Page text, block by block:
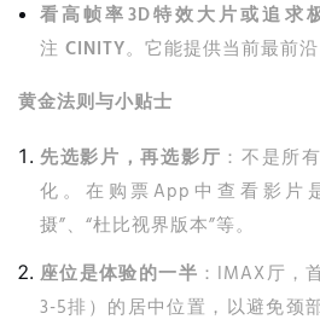
看高帧率3D特效大片或追求
注 CINITY。它能提供当前最前
黄金法则与小贴士
先选影片，再选影厅 ：不是所
化。在购票App中查看影片
摄”、“杜比视界版本”等。
座位是体验的一半 ：IMAX厅，
3-5排）的居中位置，以避免颈